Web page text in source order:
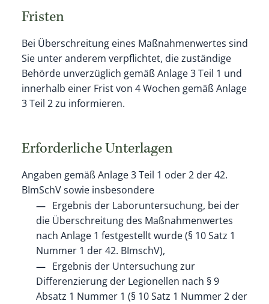
Fristen
Bei Überschreitung eines Maßnahmenwertes sind
Sie unter anderem verpflichtet, die zuständige
Behörde unverzüglich gemäß Anlage 3 Teil 1 und
innerhalb einer Frist von 4 Wochen gemäß Anlage
3 Teil 2 zu informieren.
Erforderliche Unterlagen
Angaben gemäß Anlage 3 Teil 1 oder 2 der 42.
BImSchV sowie insbesondere
Ergebnis der Laboruntersuchung, bei der
die Überschreitung des Maßnahmenwertes
nach Anlage 1 festgestellt wurde (§ 10 Satz 1
Nummer 1 der 42. BImschV),
Ergebnis der Untersuchung zur
Differenzierung der Legionellen nach § 9
Absatz 1 Nummer 1 (§ 10 Satz 1 Nummer 2 der